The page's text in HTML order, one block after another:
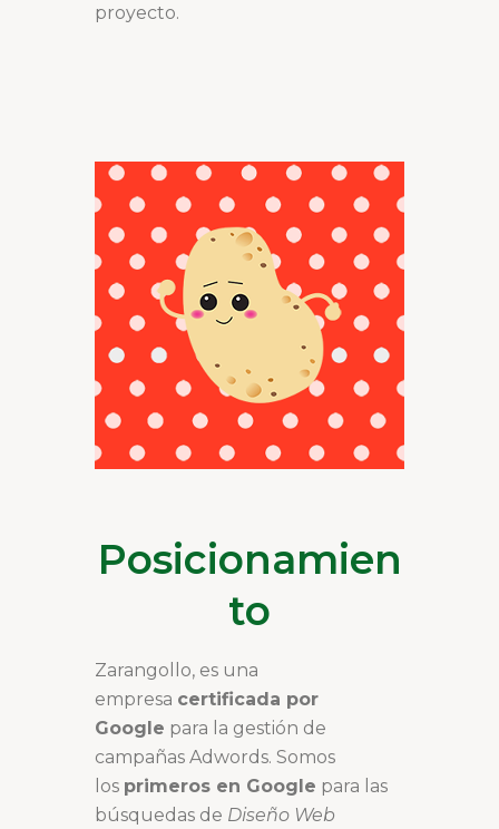
proyecto.
Posicionamien
to
Zarangollo, es una
empresa certificada por
Google para la gestión de
campañas Adwords. Somos
los primeros en Google para las
búsquedas de Diseño Web